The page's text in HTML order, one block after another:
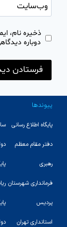
وب‌سایت
ذخیره نام،
دوباره
پیوندها
پایگاه اطلاع رسانی
دفتر مقام معظم
رهبری
فرمانداری شهرستان
پردیس
استانداری تهران